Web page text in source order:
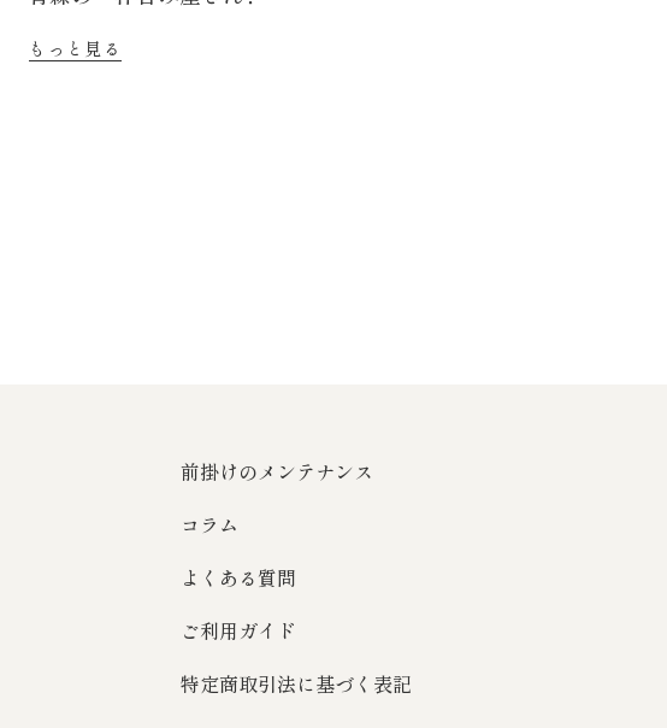
もっと見る
前掛けのメンテナンス
コラム
よくある質問
ご利用ガイド
特定商取引法に基づく表記